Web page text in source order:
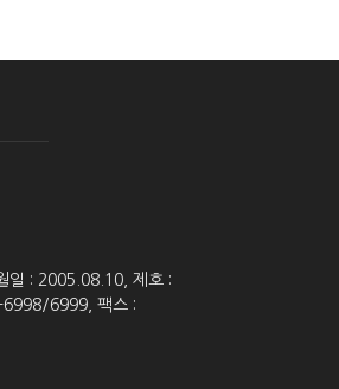
일 : 2005.08.10, 제호 :
6998/6999, 팩스 :